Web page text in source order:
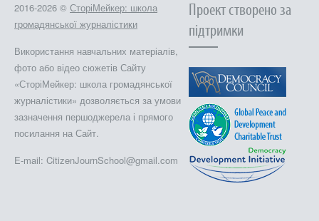
2016-2026 ©СторіМейкер: школа
громадянської журналістики
Використання навчальних матеріалів,
фото або відео сюжетів Сайту
«СторіМейкер: школа громадянської
журналістики» дозволяється за умови
зазначення першоджерела і прямого
посилання на Сайт.
Проект створено за
підтримки